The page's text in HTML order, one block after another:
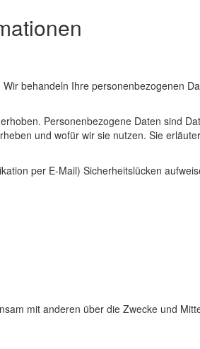
behandeln Ihre personenbezogenen
Personenbezogene Daten sind
und wofür wir sie nutzen. Sie
per E-Mail) Sicherheitslücken
mit anderen über die Zwecke und